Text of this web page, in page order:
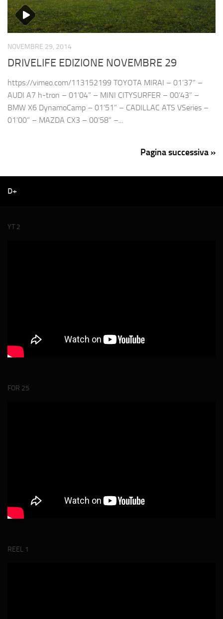
NOVEMBRE 29, 2014
DRIVELIFE EDIZIONE NOVEMBRE 29
https://vimeo.com/113152199 TOYOTA MIRAI – 01’37” –
AUDI A7 h-tron – 01’04” – MINI CITYSURFER – 00’43” –
BMW X6 DynamoCamp – 01’51” – CADILLAC ATS VSeries –
01’00” – MAZDA CX3 – 00’58” –...
Pagina successiva »
D+
YT 2
FOR 25
REEL 1